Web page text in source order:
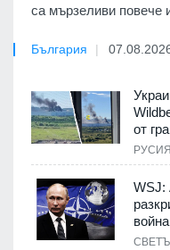
са мързеливи повече
България
от
WSJ: